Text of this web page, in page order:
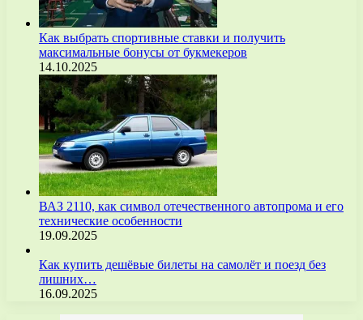
Как выбрать спортивные ставки и получить
максимальные бонусы от букмекеров
14.10.2025
ВАЗ 2110, как символ отечественного автопрома и его
технические особенности
19.09.2025
Как купить дешёвые билеты на самолёт и поезд без
лишних…
16.09.2025